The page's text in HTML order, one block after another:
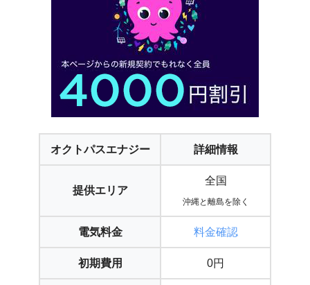
オクトパスエナジー 詳細情報
提供エリア
全国
沖縄と離島を除く
電気料金 料金確認
初期費用 0円